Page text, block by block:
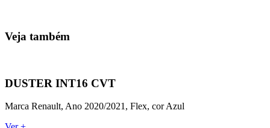
Veja também
DUSTER INT16 CVT
Marca Renault, Ano 2020/2021, Flex, cor Azul